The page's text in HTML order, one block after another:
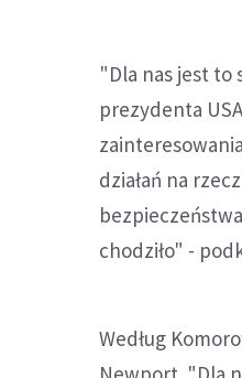
"Dla nas jest to
prezydenta
działań na
chodziło" -
Według